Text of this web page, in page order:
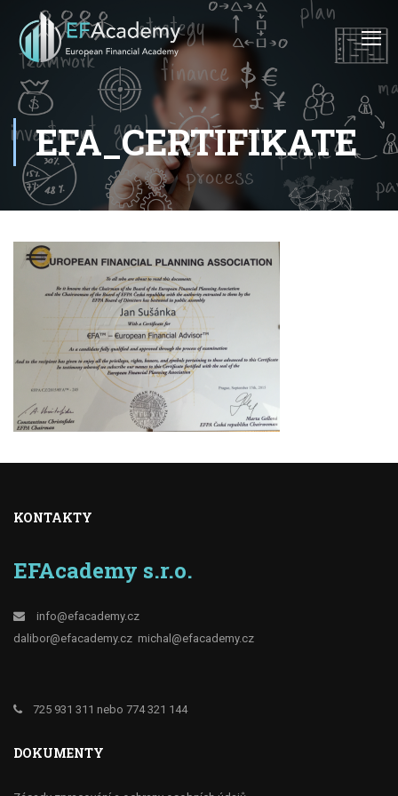
EFA_CERTIFIKATE
KONTAKTY
EFAcademy s.r.o.
info@efacademy.cz
dalibor@efacademy.cz michal@efacademy.cz
725 931 311 nebo 774 321 144
DOKUMENTY